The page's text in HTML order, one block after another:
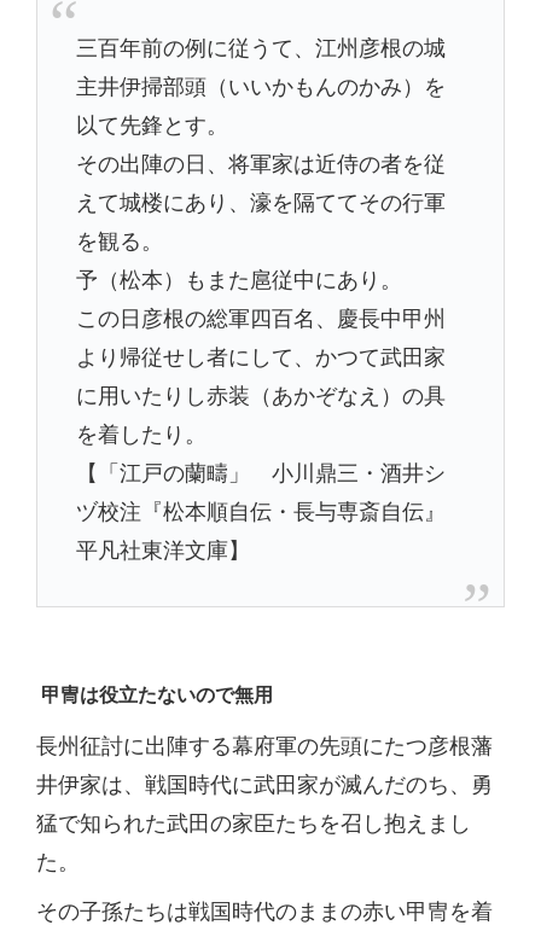
三百年前の例に従うて、江州彦根の城
主井伊掃部頭（いいかもんのかみ）を
以て先鋒とす。
その出陣の日、将軍家は近侍の者を従
えて城楼にあり、濠を隔ててその行軍
を観る。
予（松本）もまた扈従中にあり。
この日彦根の総軍四百名、慶長中甲州
より帰従せし者にして、かつて武田家
に用いたりし赤装（あかぞなえ）の具
を着したり。
【「江戸の蘭疇」 小川鼎三・酒井シ
ヅ校注『松本順自伝・長与専斎自伝』
平凡社東洋文庫】
甲冑は役立たないので無用
長州征討に出陣する幕府軍の先頭にたつ彦根藩
井伊家は、戦国時代に武田家が滅んだのち、勇
猛で知られた武田の家臣たちを召し抱えまし
た。
その子孫たちは戦国時代のままの赤い甲冑を着